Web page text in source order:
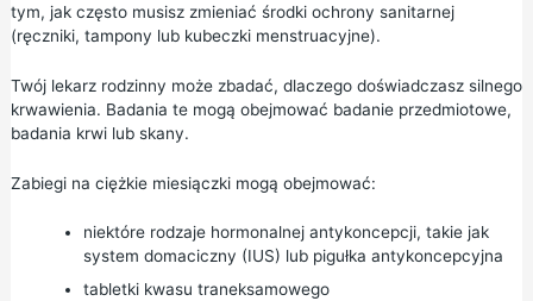
tym, jak często musisz zmieniać środki ochrony sanitarnej
(ręczniki, tampony lub kubeczki menstruacyjne).
Twój lekarz rodzinny może zbadać, dlaczego doświadczasz silnego
krwawienia. Badania te mogą obejmować badanie przedmiotowe,
badania krwi lub skany.
Zabiegi na ciężkie miesiączki mogą obejmować:
niektóre rodzaje hormonalnej antykoncepcji, takie jak
system domaciczny (IUS) lub pigułka antykoncepcyjna
tabletki kwasu traneksamowego